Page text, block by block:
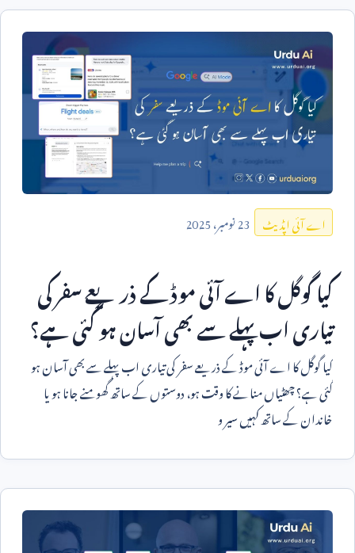
اے آئی اپڈیٹ 23نومبر،2025
کیا گوگل کا اے آئی موڈ کے ذریعے سفر کی
تیاری اب پہلے سے بھی آسان ہو گئی ہے؟
کیا گوگل کا اے آئی موڈ کے ذریعے سفر کی تیاری اب پہلے سے بھی آسان ہو
گئی ہے؟ چھٹیاں منانے کا وقت ہو، دوستوں کے ساتھ گھومنے جانا ہو یا
خاندان کے ساتھ کہیں سیر و